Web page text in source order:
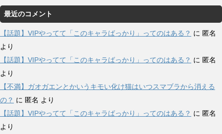
最近のコメント
【話題】VIPやってて「このキャラばっかり」ってのはある？ に 匿名
より
【話題】VIPやってて「このキャラばっかり」ってのはある？ に 匿名
より
【不満】ガオガエンとかいうキモい化け猫はいつスマブラから消える
の？ に 匿名 より
【話題】VIPやってて「このキャラばっかり」ってのはある？ に 匿名
より